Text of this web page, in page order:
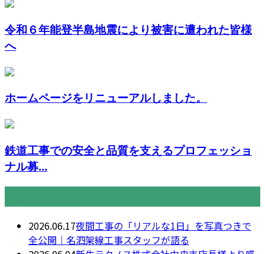
令和６年能登半島地震により被害に遭われた皆様
へ
ホームページをリニューアルしました。
鉄道工事での安全と品質を支えるプロフェッショ
ナル募...
2026.06.17夜間工事の「リアルな1日」を写真つきで
全公開｜名泗架線工事スタッフが語る